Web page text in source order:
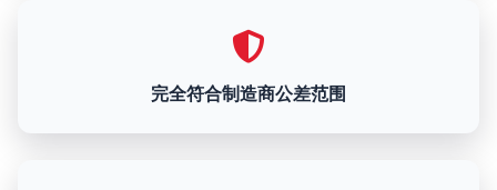
完全符合制造商公差范围